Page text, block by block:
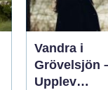
Vandra i
Grövelsjön
Upplev